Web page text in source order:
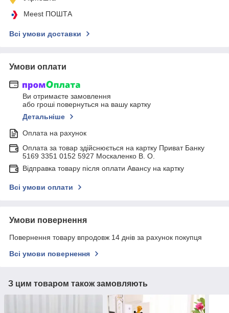
Meest ПОШТА
Всі умови доставки
Умови оплати
Ви отримаєте замовлення
або гроші повернуться на вашу картку
Детальніше
Оплата на рахунок
Оплата за товар здійснюється на картку Приват Банку
5169 3351 0152 5927 Москаленко В. О.
Відправка товару після оплати Авансу на картку
Всі умови оплати
Умови повернення
Повернення товару впродовж 14 днів за рахунок покупця
Всі умови повернення
З цим товаром також замовляють